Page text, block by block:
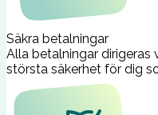
Säkra betalningar
Alla betalningar dirigeras
största säkerhet för dig